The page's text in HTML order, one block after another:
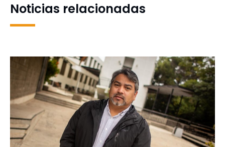
Noticias relacionadas